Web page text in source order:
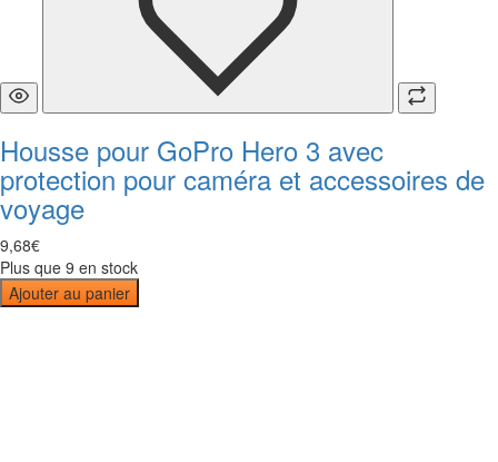
Housse pour GoPro Hero 3 avec
protection pour caméra et accessoires de
voyage
9,68€
Plus que 9 en stock
Ajouter au panier